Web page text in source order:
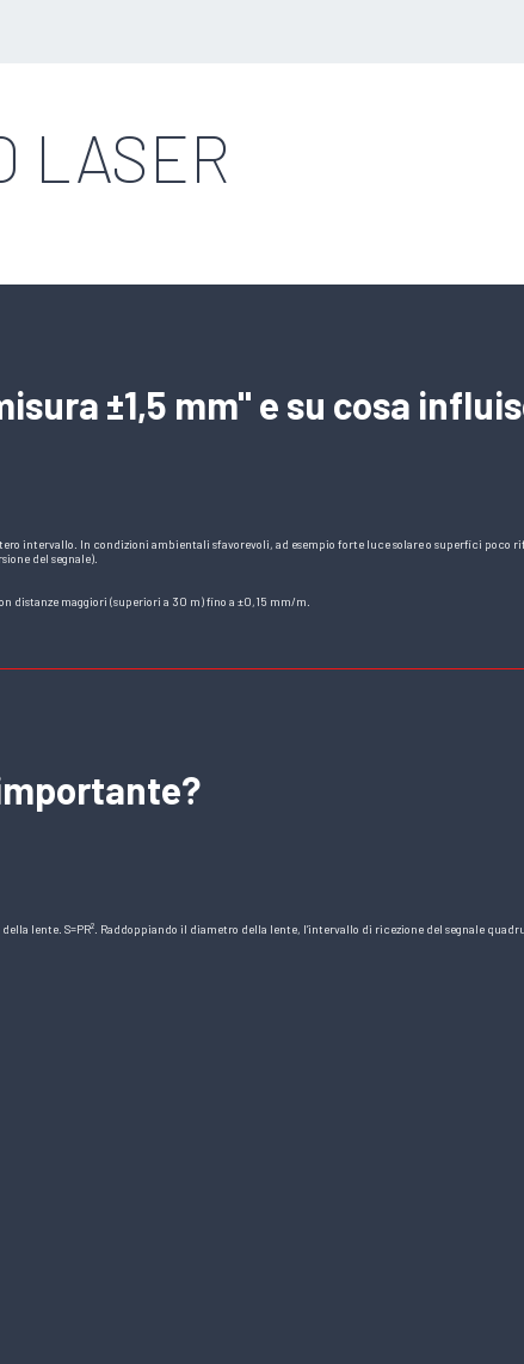
LASER
±1,5 mm" e su cosa
intervallo. In condizioni ambientali sfavorevoli, ad esempio forte luce solare o superfici poco
del segnale).
distanze maggiori (superiori a 30 m) fino a ±0,15 mm/m.
lente. S=PR². Raddoppiando il diametro della lente, l’intervallo di ricezione del segnale